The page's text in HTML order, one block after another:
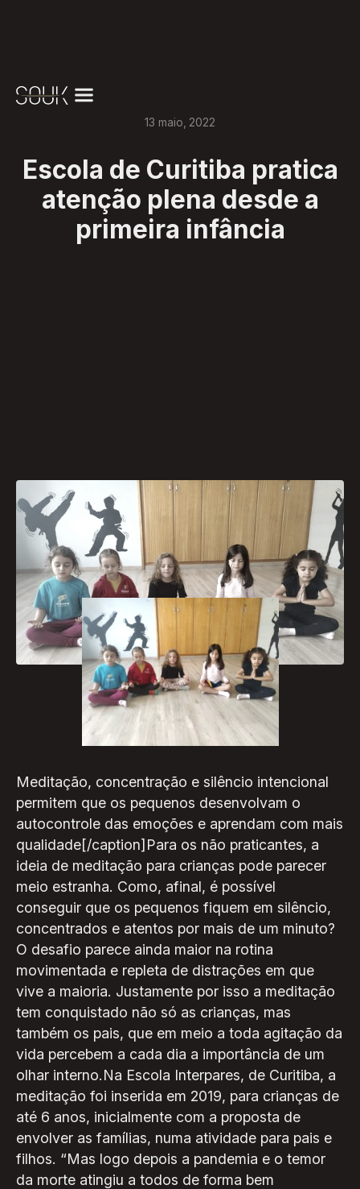
13 maio 2022
Escola de Curitiba pratica
atenção plena desde a
primeira infância
[caption id="attachment_1412"
align="aligncenter" width="300"]
Meditação, concentração e silêncio intencional
permitem que os pequenos desenvolvam o
autocontrole das emoções e aprendam com mais
qualidade[/caption]Para os não praticantes, a
ideia de meditação para crianças pode parecer
meio estranha. Como, afinal, é possível
conseguir que os pequenos fiquem em silêncio,
concentrados e atentos por mais de um minuto?
O desafio parece ainda maior na rotina
movimentada e repleta de distrações em que
vive a maioria. Justamente por isso a meditação
tem conquistado não só as crianças, mas
também os pais, que em meio a toda agitação da
vida percebem a cada dia a importância de um
olhar interno.Na Escola Interpares, de Curitiba, a
meditação foi inserida em 2019, para crianças de
até 6 anos, inicialmente com a proposta de
envolver as famílias, numa atividade para pais e
filhos. “Mas logo depois a pandemia e o temor
da morte atingiu a todos de forma bem